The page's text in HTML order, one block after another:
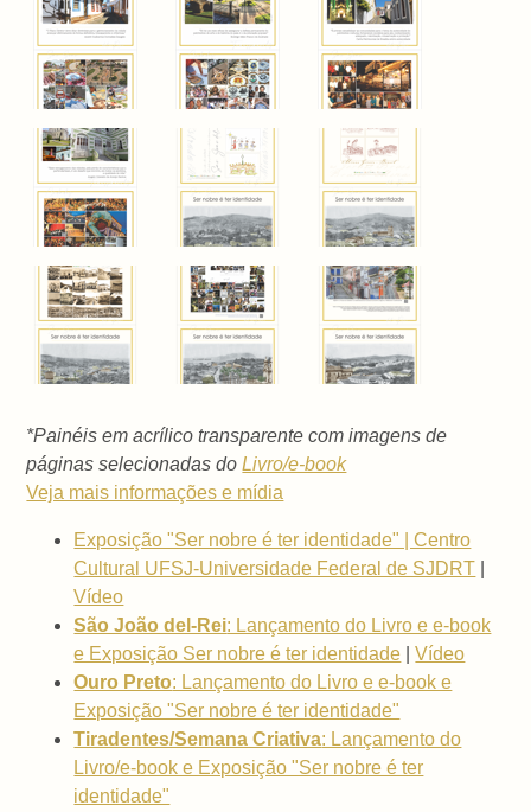
*Painéis em acrílico transparente com imagens de
páginas selecionadas doLivro/e-book
Veja mais informações e mídia
Exposição "Ser nobre é ter identidade" | Centro
Cultural UFSJ-Universidade Federal de SJDRT
Vídeo
São João del-Rei: Lançamento do Livro e e-book
e Exposição Ser nobre é ter identidade |Vídeo
Ouro Preto: Lançamento do Livro e e-book e
Exposição "Ser nobre é ter identidade"
Tiradentes/Semana Criativa: Lançamento do
Livro/e-book e Exposição "Ser nobre é ter
identidade"